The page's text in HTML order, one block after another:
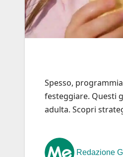
Spesso,
festeggiare. Questi
adulta. Scopri
Redazione